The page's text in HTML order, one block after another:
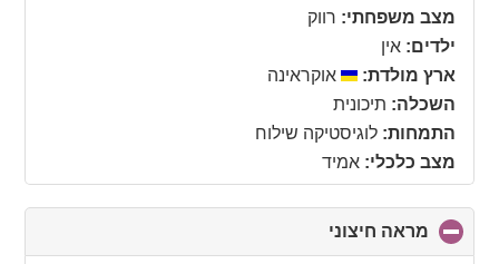
collapse
contents
מצב משפחתי: רווק
ילדים: אין
ארץ מולדת:
אוקראינה
השכלה: תיכונית
התמחות: לוגיסטיקה שילוח
מצב כלכלי: אמיד
מראה חיצוני
to